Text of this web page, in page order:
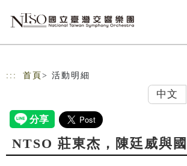
::: 首頁 > 活動明細
中文
NTSO 莊東杰，陳廷威與